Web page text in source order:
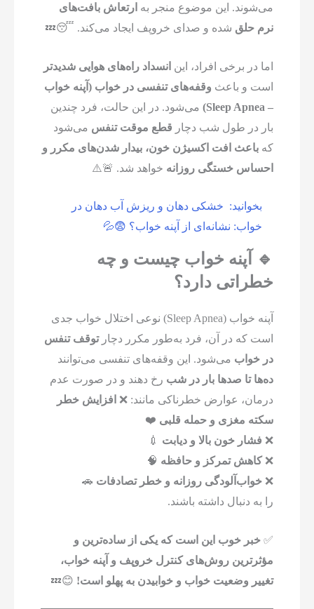
می‌شوند. این موضوع منجر به ارتعاش بافت‌های
نرم حلق شده و صدای خروپف ایجاد می‌کند. 😴💤
اما در برخی افراد، این انسداد راه‌های هوایی شدیدتر
است و باعث وقفه‌های تنفسی در خواب (آپنه خواب
– Sleep Apnea)
می‌شود. در این حالت، فرد چندین
بار در طول شب دچار قطع موقت تنفس می‌شود
کهباعث افت اکسیژن خون، بیدار شدن‌های مکرر و
احساس خستگی روزانه خواهد شد. 🚨⚠️
بخوانید: خشکی دهان و ریزش آب دهان در
خواب: نشانه‌ای از آپنه خواب؟ 😨💦
🔹 آپنه خواب چیست و چه
خطراتی دارد؟
آپنه خواب (Sleep Apnea) نوعی اختلال خواب جدی
است که در آن، فرد به‌طور مکرر دچارتوقف تنفس
در خواب می‌شود. این وقفه‌های تنفسی می‌توانند
ده‌ها تا صدها بار در شب رخ دهند و در صورت عدم
درمان، عوارض خطرناکی مانند: ❌ افزایش خطر
سکته مغزی و حمله قلبی ❤️
❌ فشار خون بالا و دیابت 💉
❌کاهش تمرکز و حافظه 🧠
❌خواب‌آلودگی روزانه و خطر تصادفات 🚗
را به دنبال داشته باشند.
✅خبر خوب این است که یکی از ساده‌ترین و
مؤثرترین روش‌های کنترل خروپف و آپنه خواب،
تغییر وضعیت خواب و خوابیدن به پهلو است! 😊💤